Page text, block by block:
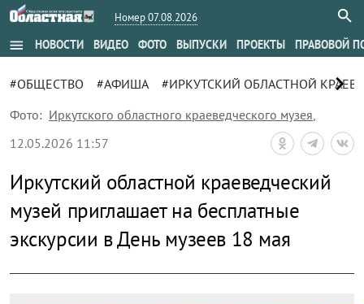
Номер 07.08.2026
menu НОВОСТИ ВИДЕО ФОТО ВЫПУСКИ ПРОЕКТЫ ПРАВОВОЙ
#ОБЩЕСТВО #АФИША #ИРКУТСКИЙ ОБЛАСТНОЙ chevron_right
Фото: Иркутского областного краеведческого музея,
12.05.2026 11:57
Иркутский областной краеведческий
музей приглашает на бесплатные
экскурсии в День музеев 18 мая